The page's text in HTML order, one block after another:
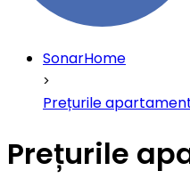
SonarHome
Prețurile
Prețurile